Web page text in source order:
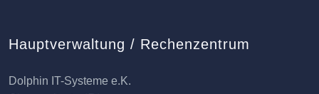
Hauptverwaltung / Rechenzentrum
Dolphin IT-Systeme e.K.